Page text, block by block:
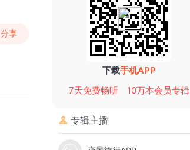
分享
下载手机APP
7天免费畅听
10万本会员专辑
专辑主播